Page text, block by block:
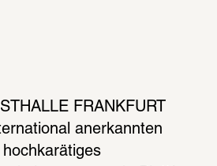
FRANKFURT
anerkannten